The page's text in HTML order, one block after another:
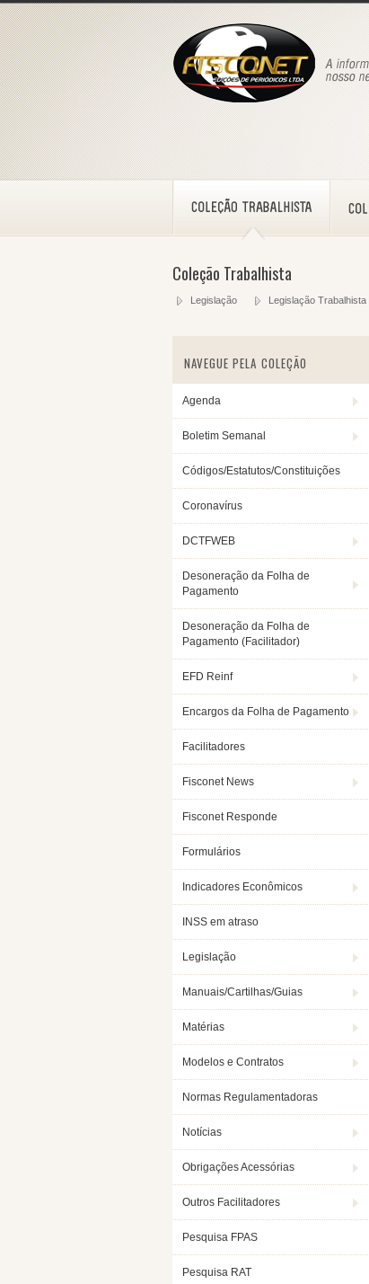
Coleção Trabalhista
Legislação Legislação Trabalhista
NAVEGUE PELA COLEÇÃO
Agenda
Boletim Semanal
Códigos/Estatutos/Constituições
Coronavírus
DCTFWEB
Desoneração da Folha de
Pagamento
Desoneração da Folha de
Pagamento (Facilitador)
EFD Reinf
Encargos da Folha de Pagamento
Facilitadores
Fisconet News
Fisconet Responde
Formulários
Indicadores Econômicos
INSS em atraso
Legislação
Manuais/Cartilhas/Guias
Matérias
Modelos e Contratos
Normas Regulamentadoras
Notícias
Obrigações Acessórias
Outros Facilitadores
Pesquisa FPAS
Pesquisa RAT